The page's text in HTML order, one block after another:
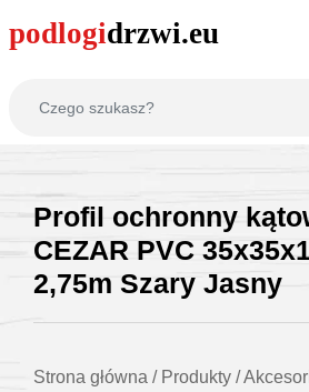
Profil ochronny
CEZAR PVC
2,75m Szary Jasny
Strona główna / Produkty /